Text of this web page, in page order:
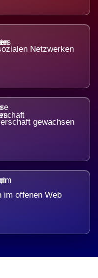
Netzwerken
gewachsen
im offenen Web